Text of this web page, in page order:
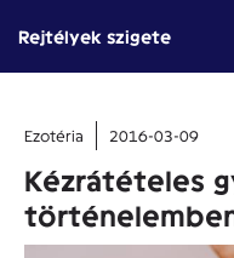
tartalomba
Rejtélyek szigete
Ezotéria 2016-03-09
Kézrátételes